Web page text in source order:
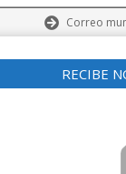
Correo
RECIBE